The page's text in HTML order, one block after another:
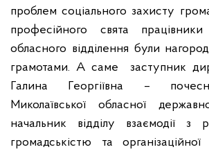
проблем соціального захисту
професійного свята працівники
обласного відділення були
грамотами. А саме
заступник
Галина Георгіївна –
Миколаївської обласної
начальник відділу взаємодії з
громадськістю та